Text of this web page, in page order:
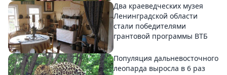
Два краеведческих музея
Ленинградской области
стали победителями
грантовой программы ВТБ
Популяция дальневосточного
леопарда выросла в 6 раз